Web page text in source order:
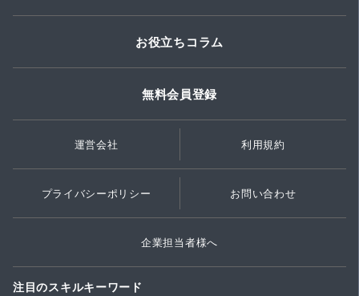
お役立ちコラム
無料会員登録
運営会社 利用規約
プライバシーポリシー お問い合わせ
企業担当者様へ
注目のスキルキーワード